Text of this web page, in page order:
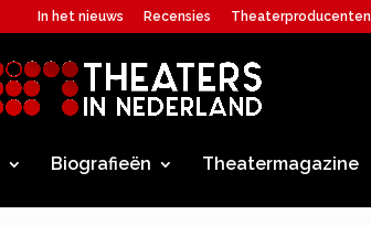
In het nieuws Recensies Theaterproducenten
Biografieën Theatermagazine